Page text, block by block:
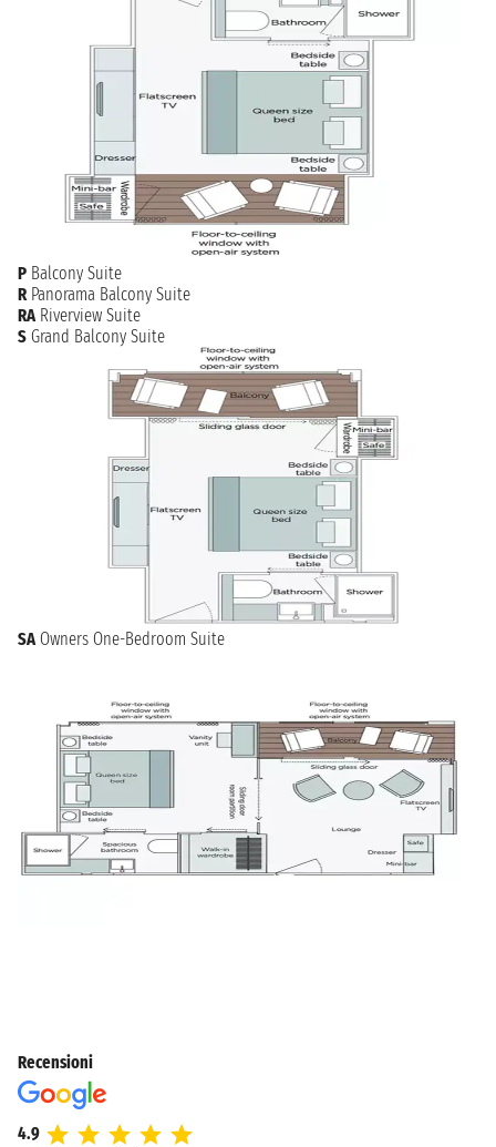
P Balcony Suite
R Panorama Balcony Suite
RA Riverview Suite
S Grand Balcony Suite
SA Owners One-Bedroom Suite
Recensioni
4.9